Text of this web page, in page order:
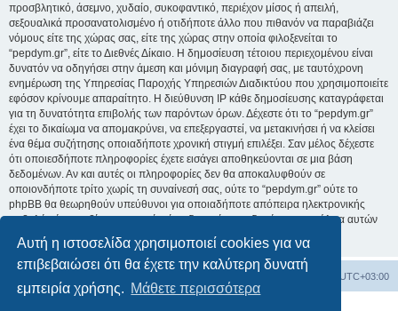
Αυτή η ιστοσελίδα χρησιμοποιεί cookies για να
επιβεβαιώσει ότι θα έχετε την καλύτερη δυνατή
εμπειρία χρήσης. Μάθετε περισσότερα
προσβλητικό, άσεμνο, χυδαίο, συκοφαντικό, περιέχον μίσος ή απειλή,
σεξουαλικά προσανατολισμένο ή οτιδήποτε άλλο που πιθανόν να παραβιάζει
νόμους είτε της χώρας σας, είτε της χώρας στην οποία φιλοξενείται το
“pepdym.gr”, είτε το Διεθνές Δίκαιο. Η δημοσίευση τέτοιου περιεχομένου είναι
δυνατόν να οδηγήσει στην άμεση και μόνιμη διαγραφή σας, με ταυτόχρονη
ενημέρωση της Υπηρεσίας Παροχής Υπηρεσιών Διαδικτύου που χρησιμοποιείτε
εφόσον κρίνουμε απαραίτητο. Η διεύθυνση IP κάθε δημοσίευσης καταγράφεται
για τη δυνατότητα επιβολής των παρόντων όρων. Δέχεστε ότι το “pepdym.gr”
έχει το δικαίωμα να απομακρύνει, να επεξεργαστεί, να μετακινήσει ή να κλείσει
ένα θέμα συζήτησης οποιαδήποτε χρονική στιγμή επιλέξει. Σαν μέλος δέχεστε
ότι οποιεσδήποτε πληροφορίες έχετε εισάγει αποθηκεύονται σε μια βάση
δεδομένων. Αν και αυτές οι πληροφορίες δεν θα αποκαλυφθούν σε
οποιονδήποτε τρίτο χωρίς τη συναίνεσή σας, ούτε το “pepdym.gr” ούτε το
phpBB θα θεωρηθούν υπεύθυνοι για οποιαδήποτε απόπειρα ηλεκτρονικής
εισβολής ή παραβίασης η οποία είναι δυνατόν να οδηγήσει σε απώλεια αυτών
των δεδομένων.
UTC+03:00